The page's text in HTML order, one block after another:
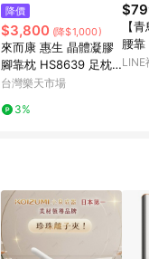
降價
$3,800 (降$1,000)
來而康 惠生 晶體凝膠
腳靠枕 HS8639 足枕
墊腳枕 晶體 凝膠 靠枕
8639
台灣樂天市場
3%
【
腰靠
禮
LINE